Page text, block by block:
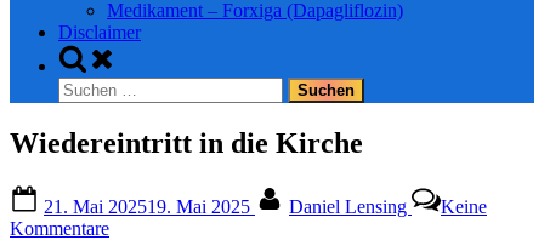
Medikament – Forxiga (Dapagliflozin)
Disclaimer
Toggle
search
form
Suchen
nach:
Wiedereintritt in die Kirche
on
21. Mai 202519. Mai 2025 Daniel Lensing
Keine
Kommentarezu